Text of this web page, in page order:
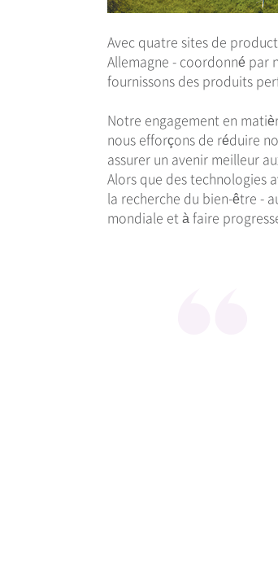
Avec quatre sites de
Allemagne - coordonné par
fournissons des produits
Notre engagement en
nous efforçons de réduire
assurer un avenir meilleur
Alors que des technologies
la recherche du bien-être -
mondiale et à faire